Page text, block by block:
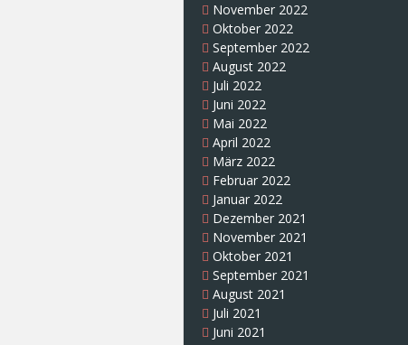
November 2022
Oktober 2022
September 2022
August 2022
Juli 2022
Juni 2022
Mai 2022
April 2022
März 2022
Februar 2022
Januar 2022
Dezember 2021
November 2021
Oktober 2021
September 2021
August 2021
Juli 2021
Juni 2021